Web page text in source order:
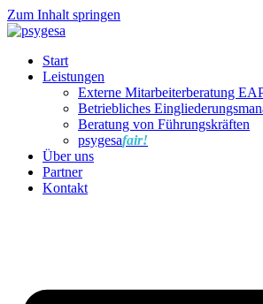
Zum Inhalt springen
Start
Leistungen
Externe Mitarbeiterberatung
Betriebliches
Beratung von Führungskräften
psygesafair!
Über uns
Partner
Kontakt